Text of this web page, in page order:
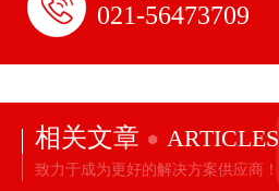
021-56473709
相关文章 ARTICLES
致力于成为更好的解决方案供应商！